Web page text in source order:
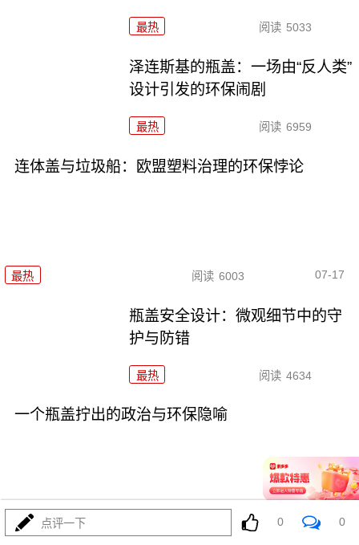
最热 阅读 5033
泽连斯基的瓶盖：一场由“反人类”
设计引发的环保闹剧
最热 阅读 6959
连体盖与垃圾船：欧盟塑料治理的环保悖论
最热 阅读 6003 07-17
瓶盖安全设计：微观细节中的守
护与防错
最热 阅读 4634
一个瓶盖拧出的政治与环保隐喻
最热 5068 07-17
点评一下 0 0